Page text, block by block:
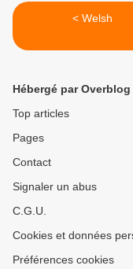
< Welsh
Hébergé par Overblog
Top articles
Pages
Contact
Signaler un abus
C.G.U.
Cookies et données
Préférences cookies